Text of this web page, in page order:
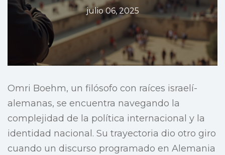
julio 06, 2025
Omri Boehm, un filósofo con raíces israelí-
alemanas, se encuentra navegando la
complejidad de la política internacional y la
identidad nacional. Su trayectoria dio otro giro
cuando un discurso programado en Alemania